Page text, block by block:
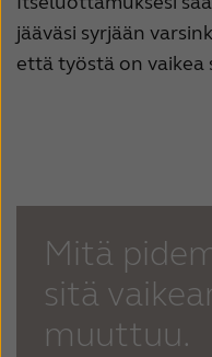
jääväsi syrjään
että työstä on vaikea
Mitä
sitä
muuttuu.